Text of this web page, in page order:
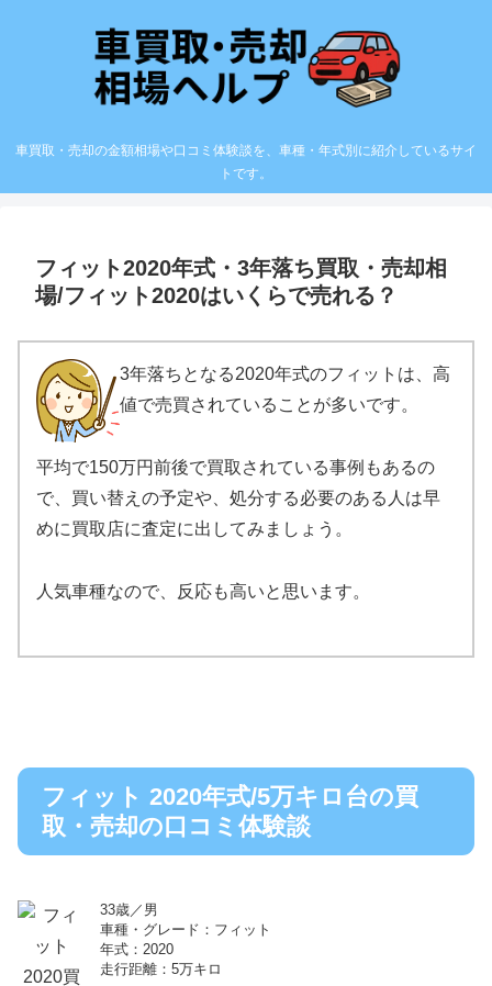
車買取・売却の金額相場や口コミ体験談を、車種・年式別に紹介しているサイ
トです。
フィット2020年式・3年落ち買取・売却相
場/フィット2020はいくらで売れる？
3年落ちとなる2020年式のフィットは、高
値で売買されていることが多いです。
平均で150万円前後で買取されている事例もあるの
で、買い替えの予定や、処分する必要のある人は早
めに買取店に査定に出してみましょう。
人気車種なので、反応も高いと思います。
フィット 2020年式/5万キロ台の買
取・売却の口コミ体験談
33歳／男
車種・グレード：フィット
年式：2020
走行距離：5万キロ